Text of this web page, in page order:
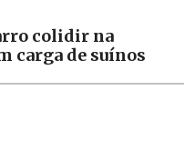
colidir na
carga de suínos